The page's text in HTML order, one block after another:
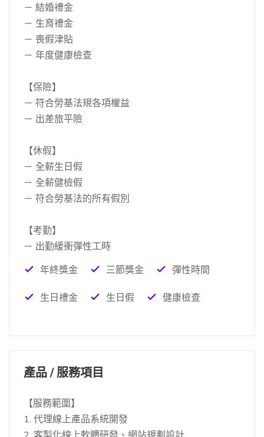
－ 結婚禮金
－ 生育禮金
－ 喪假津貼
－ 年度健康檢查
【保險】
－ 符合勞基法規各項權益
－ 出差旅平險
【休假】
－ 全薪生日假
－ 全薪健檢假
－ 符合勞基法的所有假別
【考勤】
－ 出勤緩衝彈性工時
年終獎金
三節獎金 彈性時間
生日禮金 生日假 健康檢查
產品 / 服務項目
【服務範圍】
1. 代理線上產品系統開發